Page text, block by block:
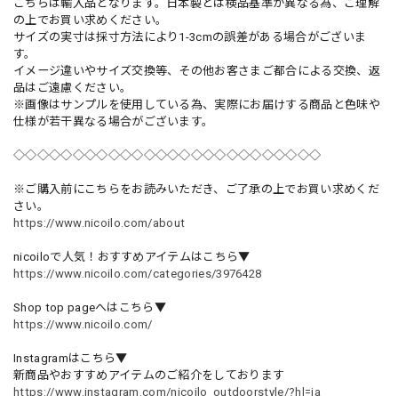
こちらは輸入品となります。日本製とは検品基準が異なる為、ご理解
の上でお買い求めください。
サイズの実寸は採寸方法により1-3cmの誤差がある場合がございま
す。
イメージ違いやサイズ交換等、その他お客さまご都合による交換、返
品はご遠慮ください。
※画像はサンプルを使用している為、実際にお届けする商品と色味や
仕様が若干異なる場合がございます。
◇◇◇◇◇◇◇◇◇◇◇◇◇◇◇◇◇◇◇◇◇◇◇◇◇◇
※ご購入前にこちらをお読みいただき、ご了承の上でお買い求めくだ
さい。
https://www.nicoilo.com/about
nicoiloで人気！おすすめアイテムはこちら▼
https://www.nicoilo.com/categories/3976428
Shop top pageへはこちら▼
https://www.nicoilo.com/
Instagramはこちら▼
新商品やおすすめアイテムのご紹介をしております
https://www.instagram.com/nicoilo_outdoorstyle/?hl=ja